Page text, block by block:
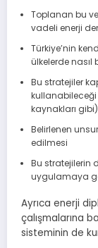
Toplanan bu
vadeli enerji
Türkiye’nin
ülkelerde nasıl
Bu stratejiler
kullanabileceği
kaynakları
Belirlenen
edilmesi
Bu stratejilerin
uygulamaya
Ayrıca enerji
çalışmalarına
sisteminin de